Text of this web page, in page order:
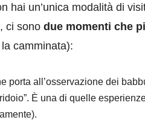
hai un’unica modalità di
ci sono due momenti che
camminata):
porta all’osservazione dei
È una di quelle